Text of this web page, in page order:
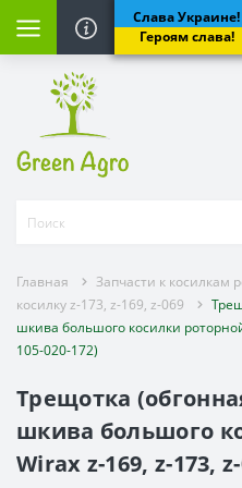
роторным
косилку
z-173, z-169, z-069
на опрыскиватель
Польша, Италия
бака и рамы
опрыскивателей
колени,гайки,фитинги.
вала
Слава Украине!
Героям слава!
Главная Запчасти к косилкам
косилку z-173, z-169, z-069
шкива большого косилки
105-020-172)
Трещотка
шкива большого
Wirax z-169, z-173,